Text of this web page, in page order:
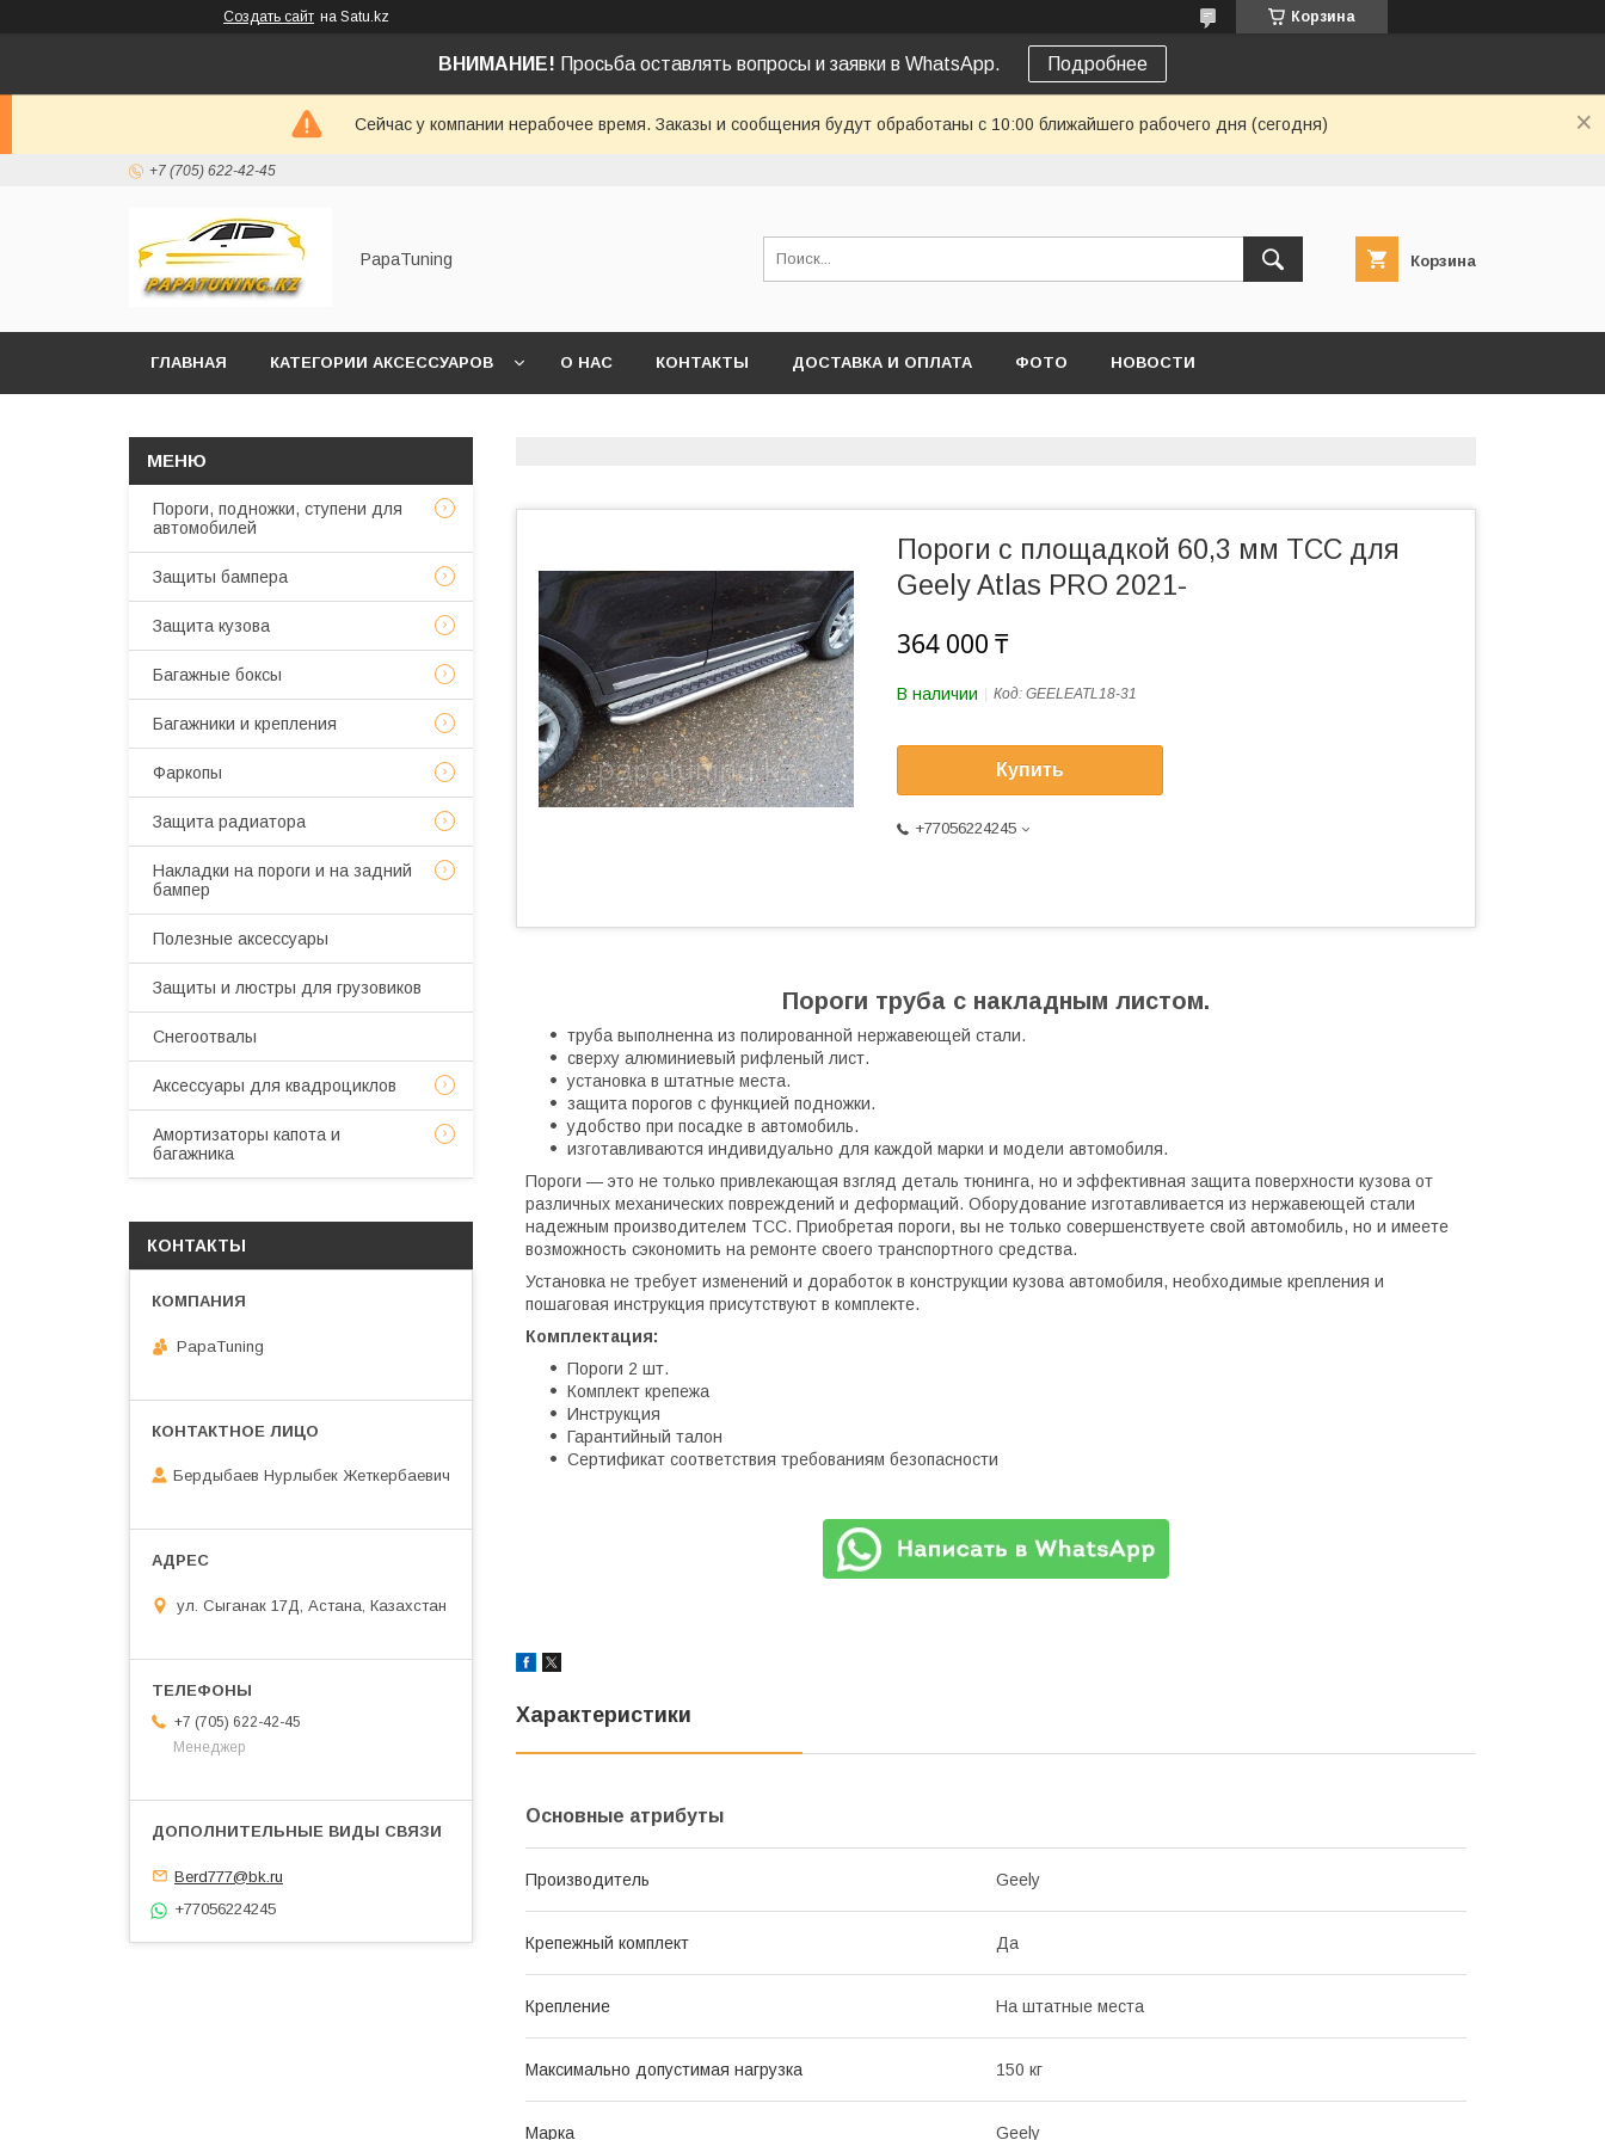
Создать сайт на Satu.kz Корзина
ВНИМАНИЕ! Просьба оставлять вопросы и заявки в WhatsApp. Подробнее
Сейчас у компании нерабочее время. Заказы и сообщения будут обработаны с 10:00 ближайшего рабочего дня (сегодня)
+7 (705) 622-42-45
PapaTuning Корзина
ГЛАВНАЯ КАТЕГОРИИ АКСЕССУАРОВ О НАС КОНТАКТЫ ДОСТАВКА И ОПЛАТА ФОТО НОВОСТИ
Пороги с площадкой 60,3 мм ТСС для
Geely Atlas PRO 2021-
364 000 ₸
В наличии Код: GEELEATL18-31
Купить
+77056224245
Пороги труба с накладным листом.
труба выполненна из полированной нержавеющей стали.
сверху алюминиевый рифленый лист.
установка в штатные места.
защита порогов с функцией подножки.
удобство при посадке в автомобиль.
изготавливаются индивидуально для каждой марки и модели автомобиля.
Пороги — это не только привлекающая взгляд деталь тюнинга, но и эффективная защита поверхности кузова от
различных механических повреждений и деформаций. Оборудование изготавливается из нержавеющей стали
надежным производителем ТСС. Приобретая пороги, вы не только совершенствуете свой автомобиль, но и имеете
возможность сэкономить на ремонте своего транспортного средства.
Установка не требует изменений и доработок в конструкции кузова автомобиля, необходимые крепления и
пошаговая инструкция присутствуют в комплекте.
Комплектация:
Пороги 2 шт.
Комплект крепежа
Инструкция
Гарантийный талон
Сертификат соответствия требованиям безопасности
Характеристики
Основные атрибуты
Производитель Geely
Крепежный комплект Да
Крепление На штатные места
Максимально допустимая нагрузка 150 кг
Марка Geely
Пороги, подножки, ступени для
автомобилей
Защиты бампера
Защита кузова
Багажные боксы
Багажники и крепления
Фаркопы
Защита радиатора
Накладки на пороги и на задний
бампер
Полезные аксессуары
Защиты и люстры для грузовиков
Снегоотвалы
Аксессуары для квадроциклов
Амортизаторы капота и
багажника
КОНТАКТЫ
PapaTuning
Бердыбаев Нурлыбек Жеткербаевич
ул. Сыганак 17Д, Астана, Казахстан
+7 (705) 622-42-45
Менеджер
Berd777@bk.ru
+77056224245